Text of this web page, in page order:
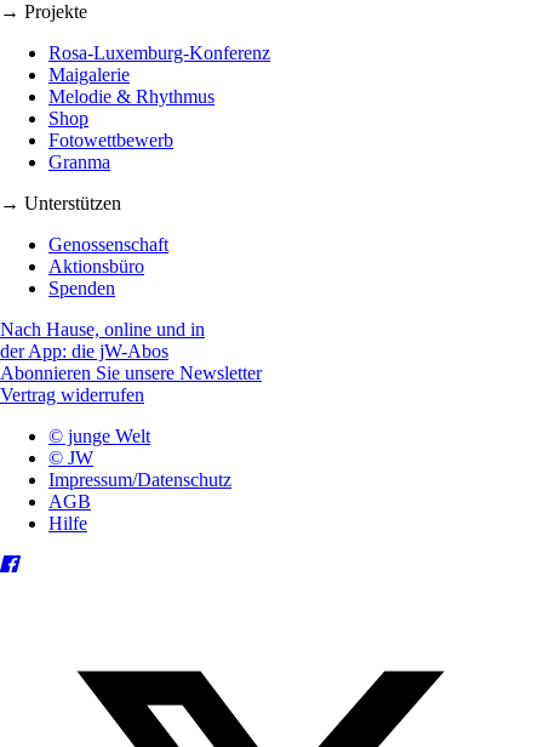
→ Projekte
Rosa-Luxemburg-Konferenz
Maigalerie
Melodie & Rhythmus
Shop
Fotowettbewerb
Granma
→ Unterstützen
Genossenschaft
Aktionsbüro
Spenden
Nach Hause, online und in
der App: die jW-Abos
Abonnieren Sie unsere Newsletter
Vertrag widerrufen
© junge Welt
© JW
Impressum/Datenschutz
AGB
Hilfe